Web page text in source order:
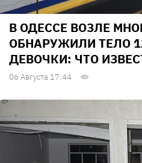
В ОДЕССЕ ВОЗЛЕ
ОБНАРУЖИЛИ ТЕЛО
ДЕВОЧКИ: ЧТО
06 Августа 17:44